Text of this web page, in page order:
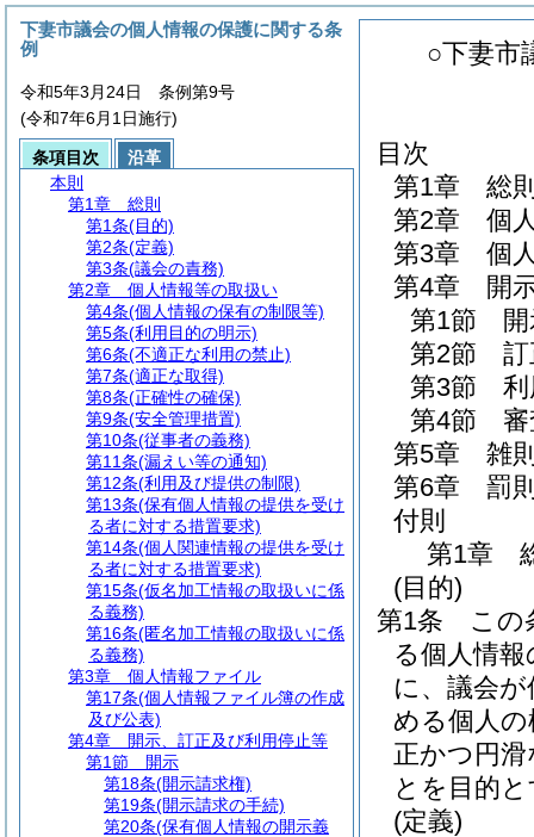
○下妻市
目次
第1章
総
第2章
個
第3章
個
第4章
開
第1節
第2節
第3節
第4節
第5章
雑
第6章
罰
付則
第1章
(目的)
第1条
この
る個人情
に、議会
める個人
正かつ円
とを目的
(定義)
下妻市議会の個人情報の保護に関する条
例
令和5年3月24日 条例第9号
(令和7年6月1日施行)
条項目次
沿革
本則
第1章
総則
第1条(目的)
第2条(定義)
第3条(議会の責務)
第2章
個人情報等の取扱い
第4条(個人情報の保有の制限等)
第5条(利用目的の明示)
第6条(不適正な利用の禁止)
第7条(適正な取得)
第8条(正確性の確保)
第9条(安全管理措置)
第10条(従事者の義務)
第11条(漏えい等の通知)
第12条(利用及び提供の制限)
第13条(保有個人情報の提供を受け
る者に対する措置要求)
第14条(個人関連情報の提供を受け
る者に対する措置要求)
第15条(仮名加工情報の取扱いに係
る義務)
第16条(匿名加工情報の取扱いに係
る義務)
第3章
個人情報ファイル
第17条(個人情報ファイル簿の作成
及び公表)
第4章
開示、訂正及び利用停止等
第1節
開示
第18条(開示請求権)
第19条(開示請求の手続)
第20条(保有個人情報の開示義